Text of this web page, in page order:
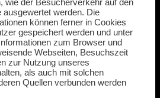
ausgewertet werden. Die
können ferner in Cookies
gespeichert werden und unter
zum Browser und
Webseiten, Besuchszeit
zur Nutzung unseres
als auch mit solchen
Quellen verbunden werden